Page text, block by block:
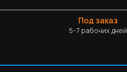
Под заказ
5-7 рабочих дней